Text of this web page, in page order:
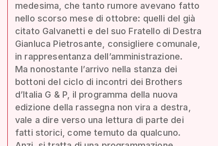
medesima, che tanto rumore avevano fatto
nello scorso mese di ottobre: quelli del già
citato Galvanetti e del suo Fratello di Destra
Gianluca Pietrosante, consigliere comunale,
in rappresentanza dell’amministrazione.
Ma nonostante l’arrivo nella stanza dei
bottoni del ciclo di incontri dei Brothers
d’Italia G & P, il programma della nuova
edizione della rassegna non vira a destra,
vale a dire verso una lettura di parte dei
fatti storici, come temuto da qualcuno.